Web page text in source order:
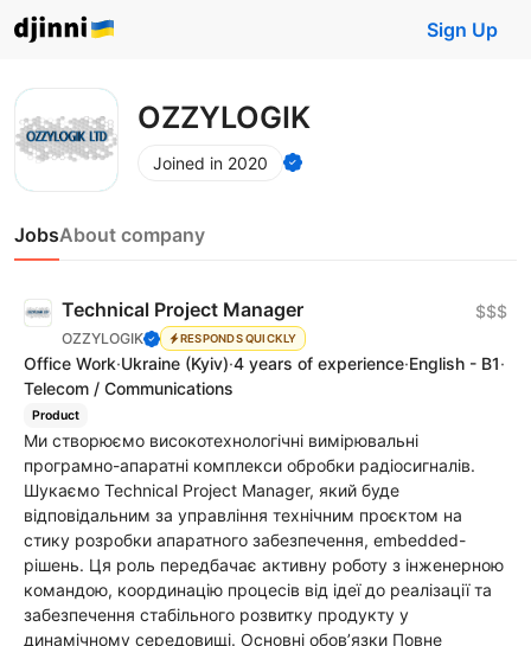
Sign Up
OZZYLOGIK
Joined in 2020
JobsAbout company
Technical Project Manager
OZZYLOGIK RESPONDS QUICKLY
$$$
Office Work·Ukraine (Kyiv)·4 years of experience·English - B1·
Telecom / Communications
Product
Ми створюємо високотехнологічні вимірювальні
програмно-апаратні комплекси обробки радіосигналів.
Шукаємо Technical Project Manager, який буде
відповідальним за управління технічним проєктом на
стику розробки апаратного забезпечення, embedded-
рішень. Ця роль передбачає активну роботу з інженерною
командою, координацію процесів від ідеї до реалізації та
забезпечення стабільного розвитку продукту у
динамічному середовищі. Основні обов’язки Повне